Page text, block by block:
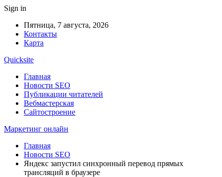
Sign in
Пятница, 7 августа, 2026
Контакты
Карта
Quicksite
Главная
Новости SEO
Публикации читателей
Вебмастерская
Сайтостроение
Маркетинг онлайн
Главная
Новости SEO
Яндекс запустил синхронный перевод прямых
трансляций в браузере